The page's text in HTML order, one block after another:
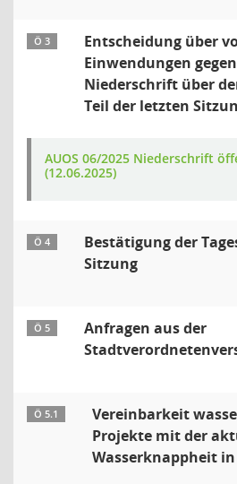
Ö 3
Entscheidung über
Einwendungen
Niederschrift über
Teil der letzten
AUOS 06/2025 Niederschrift
(12.06.2025)
Ö 4
Bestätigung der
Sitzung
Ö 5
Anfragen aus der
Ö 5.1
Vereinbarkeit
Projekte mit der
Wasserknappheit in